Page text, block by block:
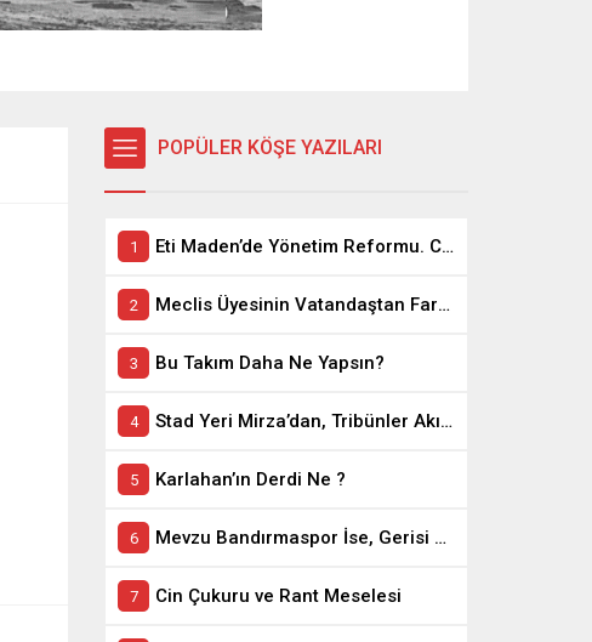
POPÜLER KÖŞE YAZILARI
Eti Maden’de Yönetim Reformu. CEO Modeli’nde Kadro / Taşeron İşçilik Ayrımı Kalkıyor
Meclis Üyesinin Vatandaştan Farkı Ne ?
Bu Takım Daha Ne Yapsın?
Stad Yeri Mirza’dan, Tribünler Akın’dan: Geriye Bakanlık Kaldı.
Karlahan’ın Derdi Ne ?
Mevzu Bandırmaspor İse, Gerisi Teferruattır
Cin Çukuru ve Rant Meselesi